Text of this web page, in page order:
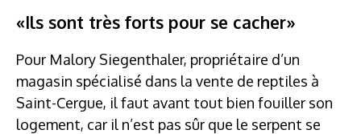
«Ils sont très forts pour se cacher»
Pour Malory Siegenthaler, propriétaire d’un
magasin spécialisé dans la vente de reptiles à
Saint-Cergue, il faut avant tout bien fouiller son
logement, car il n’est pas sûr que le serpent se